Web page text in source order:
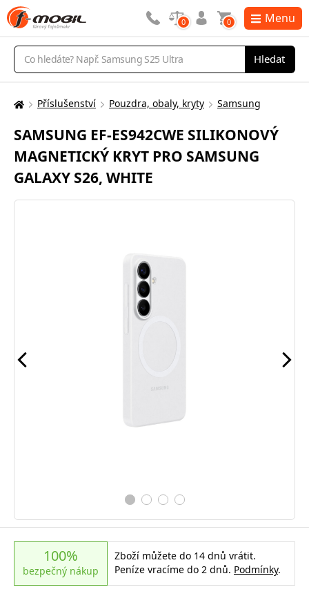
Vyhledávání
Hledat
0 0 Menu
Zde
nacházíte:
Příslušenství Pouzdra, obaly, kryty Samsung
SAMSUNG EF-ES942CWE SILIKONOVÝ
MAGNETICKÝ KRYT PRO SAMSUNG
GALAXY S26, WHITE
100%
bezpečný nákup
Zboží můžete do 14 dnů vrátit.
Peníze vracíme do 2 dnů. Podmínky.